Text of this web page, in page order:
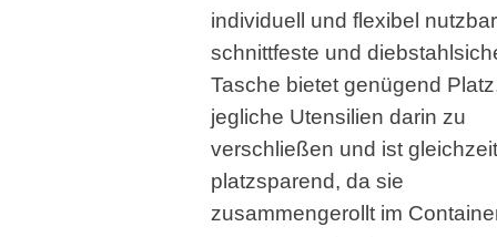
individuell und flexibel
schnittfeste und
Tasche bietet genügend
jegliche Utensilien darin zu
verschließen und ist
platzsparend, da sie
zusammengerollt im